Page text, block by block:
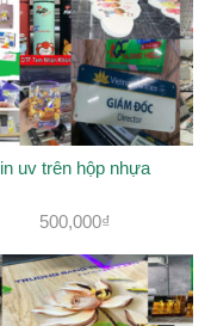
in uv trên hộp nhựa
500,000₫